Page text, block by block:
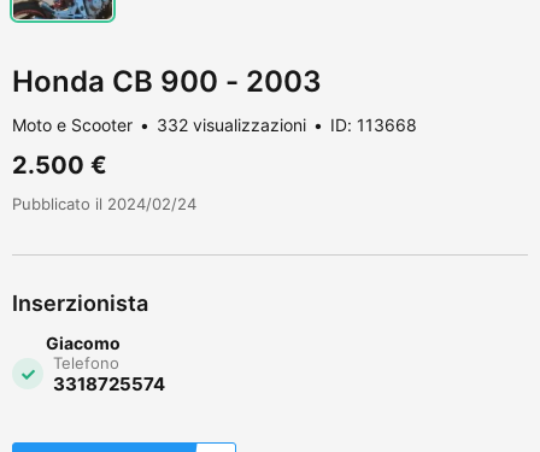
Honda CB 900 - 2003
Moto e Scooter 332 visualizzazioni ID: 113668
2.500 €
Pubblicato il 2024/02/24
Inserzionista
Giacomo
Telefono
3318725574